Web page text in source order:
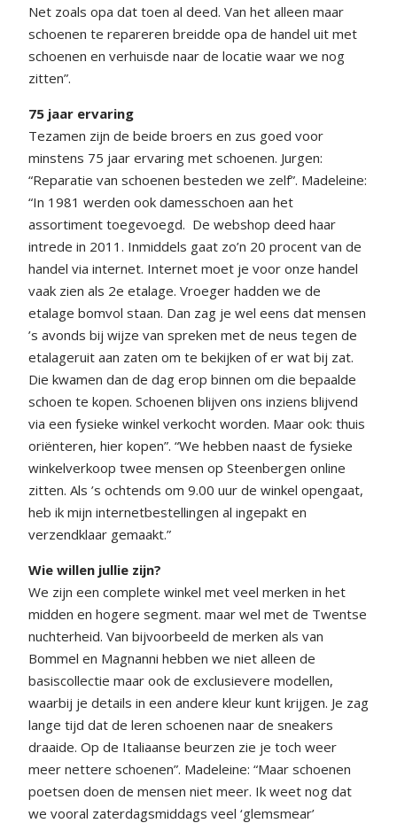
Net zoals opa dat toen al deed. Van het alleen maar
schoenen te repareren breidde opa de handel uit met
schoenen en verhuisde naar de locatie waar we nog
zitten”.
75 jaar ervaring
Tezamen zijn de beide broers en zus goed voor
minstens 75 jaar ervaring met schoenen. Jurgen:
“Reparatie van schoenen besteden we zelf”. Madeleine:
“In 1981 werden ook damesschoen aan het
assortiment toegevoegd. De webshop deed haar
intrede in 2011. Inmiddels gaat zo’n 20 procent van de
handel via internet. Internet moet je voor onze handel
vaak zien als 2e etalage. Vroeger hadden we de
etalage bomvol staan. Dan zag je wel eens dat mensen
’s avonds bij wijze van spreken met de neus tegen de
etalageruit aan zaten om te bekijken of er wat bij zat.
Die kwamen dan de dag erop binnen om die bepaalde
schoen te kopen. Schoenen blijven ons inziens blijvend
via een fysieke winkel verkocht worden. Maar ook: thuis
oriënteren, hier kopen”. “We hebben naast de fysieke
winkelverkoop twee mensen op Steenbergen online
zitten. Als ’s ochtends om 9.00 uur de winkel opengaat,
heb ik mijn internetbestellingen al ingepakt en
verzendklaar gemaakt.”
Wie willen jullie zijn?
We zijn een complete winkel met veel merken in het
midden en hogere segment. maar wel met de Twentse
nuchterheid. Van bijvoorbeeld de merken als van
Bommel en Magnanni hebben we niet alleen de
basiscollectie maar ook de exclusievere modellen,
waarbij je details in een andere kleur kunt krijgen. Je zag
lange tijd dat de leren schoenen naar de sneakers
draaide. Op de Italiaanse beurzen zie je toch weer
meer nettere schoenen”. Madeleine: “Maar schoenen
poetsen doen de mensen niet meer. Ik weet nog dat
we vooral zaterdagsmiddags veel ‘glemsmear’